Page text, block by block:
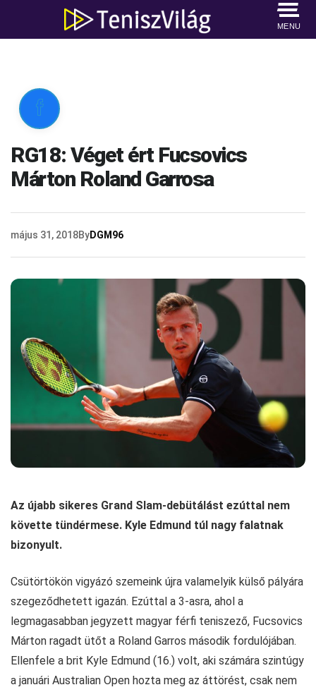
MENU

RG18: Véget ért Fucsovics
Márton Roland Garrosa
május 31, 2018ByDGM96
Az újabb sikeres Grand Slam-debütálást ezúttal nem
követte tündérmese. Kyle Edmund túl nagy falatnak
bizonyult.
Csütörtökön vigyázó szemeink újra valamelyik külső pályára
szegeződhetett igazán. Ezúttal a 3-asra, ahol a
legmagasabban jegyzett magyar férfi teniszező, Fucsovics
Márton ragadt ütőt a Roland Garros második fordulójában.
Ellenfele a brit Kyle Edmund (16.) volt, aki számára szintúgy
a januári Australian Open hozta meg az áttörést, csak nem